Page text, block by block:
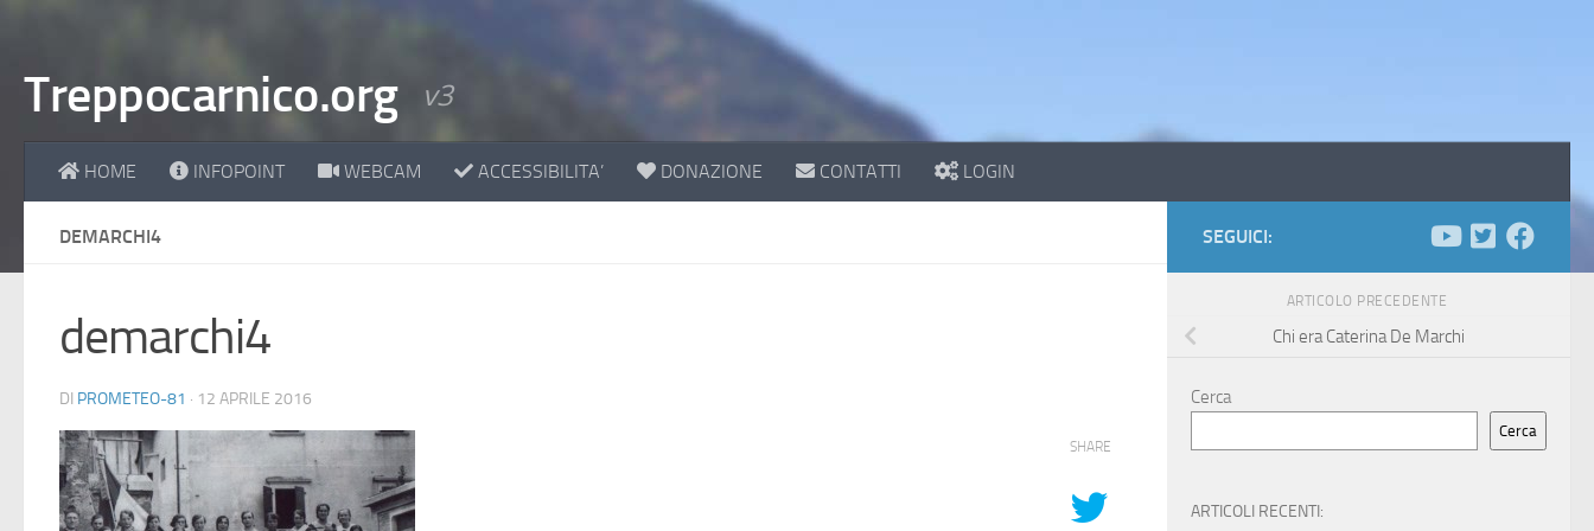
Treppocarnico.org v3
HOME INFOPOINT WEBCAM ACCESSIBILITA’ DONAZIONE CONTATTI LOGIN
DEMARCHI4
demarchi4
DI PROMETEO-81 · 12 APRILE 2016
SHARE
SEGUICI:
ARTICOLO PRECEDENTE
Chi era Caterina De Marchi
Cerca
Cerca
ARTICOLI RECENTI: